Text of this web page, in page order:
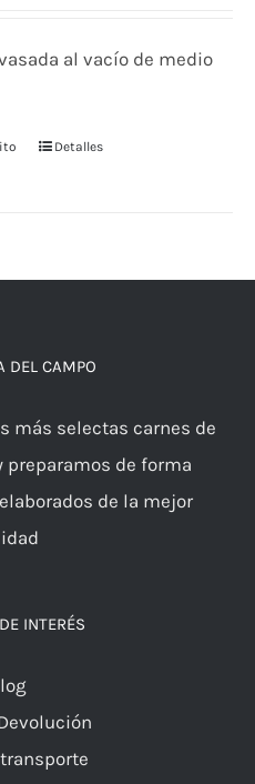
al vacío de medio
Detalles
DEL CAMPO
más selectas carnes de
de forma
de la mejor
INTERÉS